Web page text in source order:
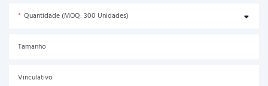
Quantidade (MOQ: 300 Unidades)
Tamanho
Vinculativo